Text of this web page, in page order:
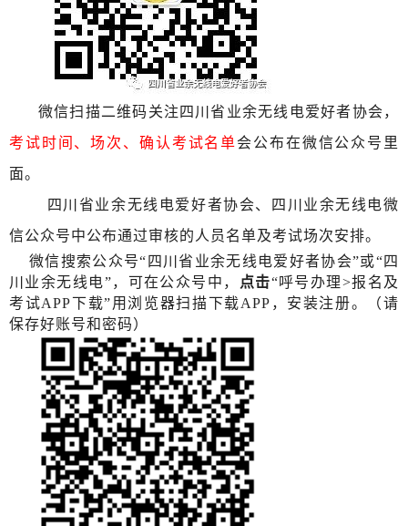
微信扫描二维码关注四川省业余无线电爱好者协会，
考试时间、场次、确认考试名单会公布在微信公众号里
面。
四川省业余无线电爱好者协会、四川业余无线电微
信公众号中公布通过审核的人员名单及考试场次安排。
微信搜索公众号“四川省业余无线电爱好者协会”或“四
川业余无线电”，可在公众号中，
点击“呼号办理>报名及
考试APP下载”用浏览器扫描下载APP，安装注册。（请
保存好账号和密码）